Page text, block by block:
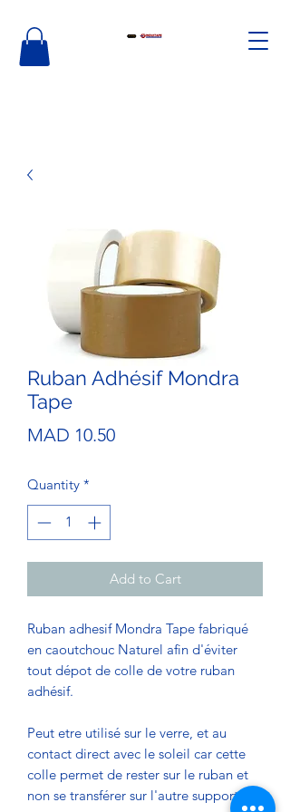
Ruban Adhésif Mondra
Tape
MAD 10.50Price
Quantity *
Add to Cart
Ruban adhesif Mondra Tape fabriqué
en caoutchouc Naturel afin d'éviter
tout dépot de colle de votre ruban
adhésif.
Peut etre utilisé sur le verre, et au
contact direct avec le soleil car cette
colle permet de rester sur le ruban et
non se transférer sur l'autre support.